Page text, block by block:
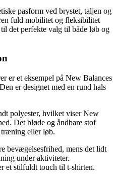
pasform ved brystet, taljen og
fuld mobilitet og fleksibilitet
det perfekte valg til både løb og
er et eksempel på New Balances
er designet med en rund hals
polyester, hvilket viser New
Det bløde og åndbare stof
træning eller løb.
bevægelsesfrihed, mens det lidt
under aktiviteter.
et stilfuldt touch til t-shirten.